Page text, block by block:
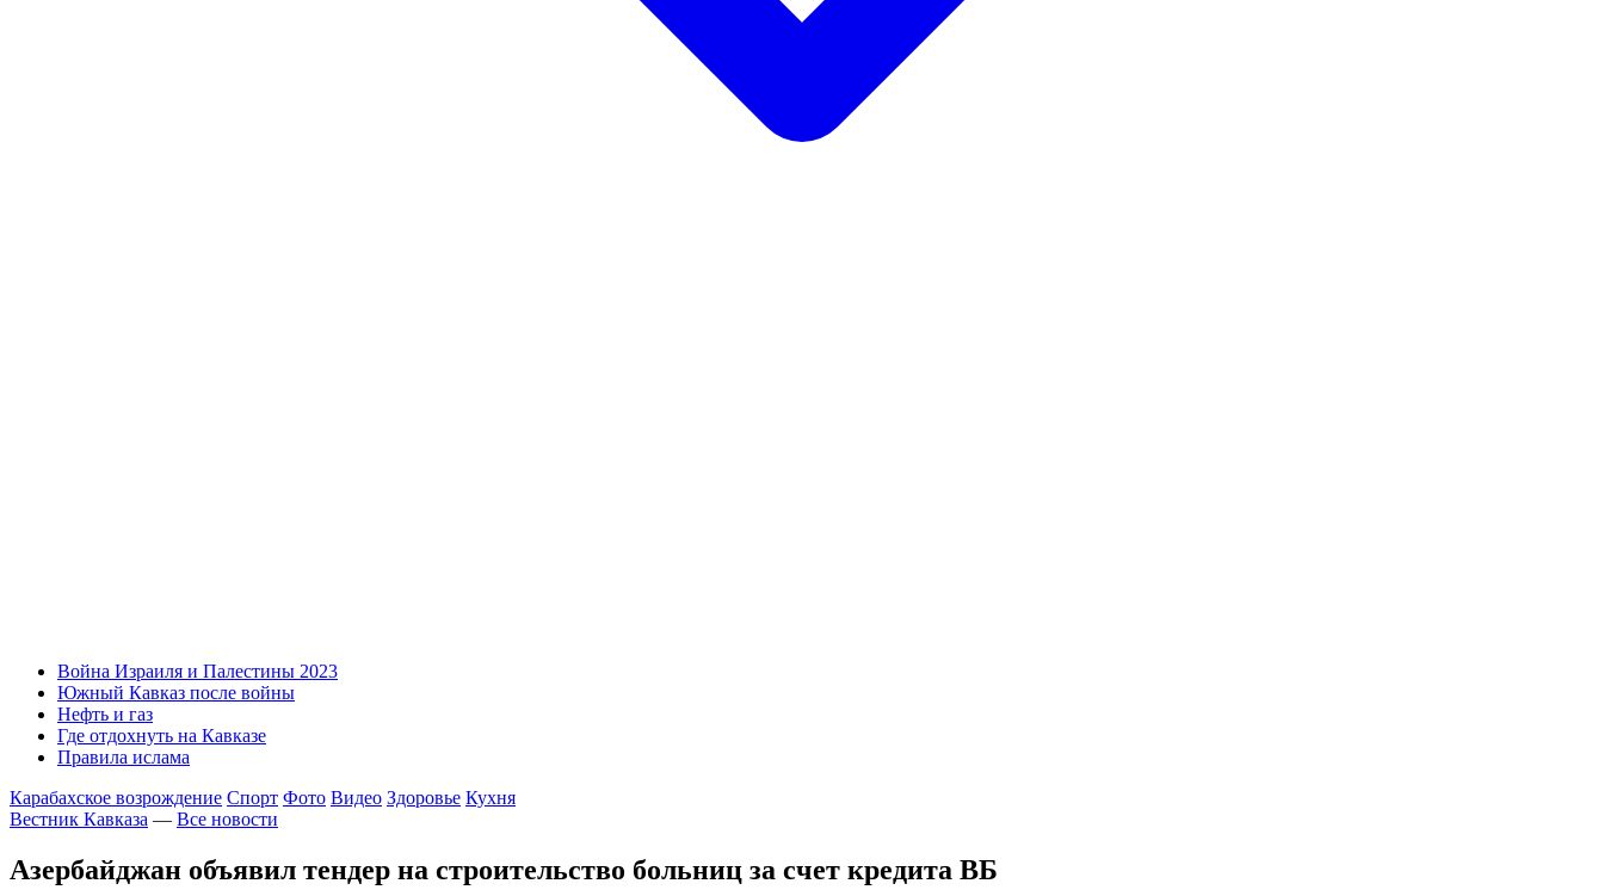
Война Израиля и Палестины 2023
Южный Кавказ после войны
Нефть и газ
Где отдохнуть на Кавказе
Правила ислама
Карабахское возрождение Спорт Фото Видео Здоровье Кухня
Вестник Кавказа — Все новости
Азербайджан объявил тендер на строительство больниц за счет кредита ВБ